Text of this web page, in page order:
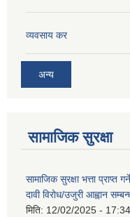
व्यवसाय कर
अन्य
सामाजिक सुरक्षा
सामाजिक सुरक्षा भत्ता प्राप्त
दावी विरोध/उजुरी आह्वान
मिति: 12/02/2025 - 17:34